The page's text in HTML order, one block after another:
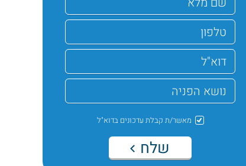
מאשר/ת קבלת עדכונים בדוא"ל
שלח